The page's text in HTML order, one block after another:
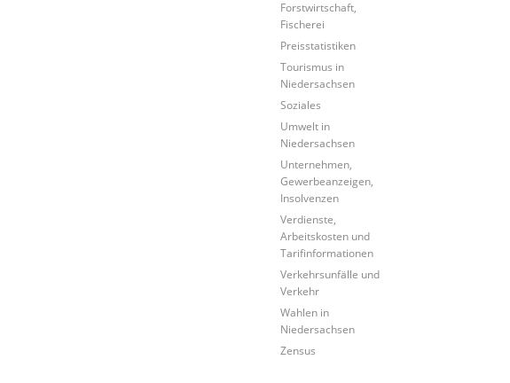
Forstwirtschaft,
Fischerei
Preisstatistiken
Tourismus in
Niedersachsen
Soziales
Umwelt in
Niedersachsen
Unternehmen,
Gewerbeanzeigen,
Insolvenzen
Verdienste,
Arbeitskosten und
Tarifinformationen
Verkehrsunfälle und
Verkehr
Wahlen in
Niedersachsen
Zensus